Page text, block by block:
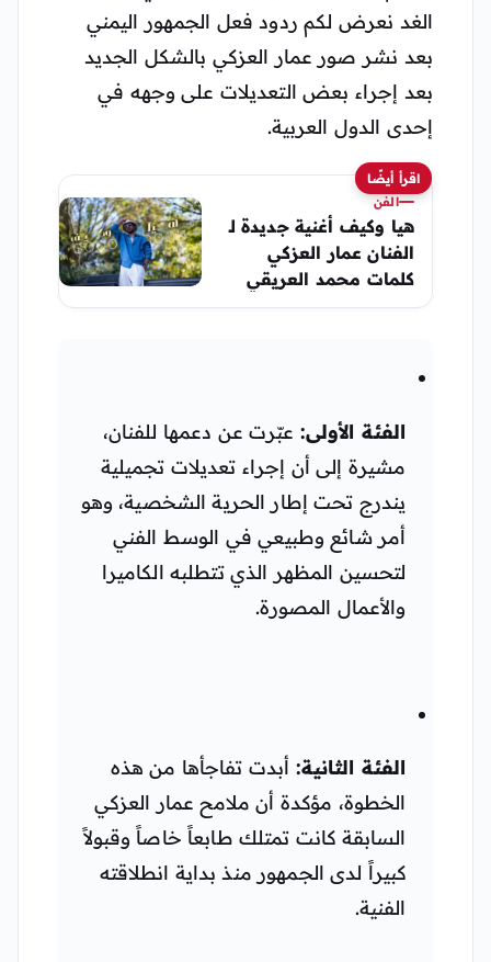
الغد نعرض لكم ردود فعل الجمهور اليمني
بعد نشر صور عمار العزكي بالشكل الجديد
بعد إجراء بعض التعديلات على وجهه في
إحدى الدول العربية.
اقرأ أيضًا
الفن
هيا وكيف أغنية جديدة لـ
الفنان عمار العزكي
كلمات محمد العريقي
الفئة الأولى: عبّرت عن دعمها للفنان،
مشيرة إلى أن إجراء تعديلات تجميلية
يندرج تحت إطار الحرية الشخصية، وهو
أمر شائع وطبيعي في الوسط الفني
لتحسين المظهر الذي تتطلبه الكاميرا
والأعمال المصورة.
الفئة الثانية: أبدت تفاجأها من هذه
الخطوة، مؤكدة أن ملامح عمار العزكي
السابقة كانت تمتلك طابعاً خاصاً وقبولاً
كبيراً لدى الجمهور منذ بداية انطلاقته
الفنية.